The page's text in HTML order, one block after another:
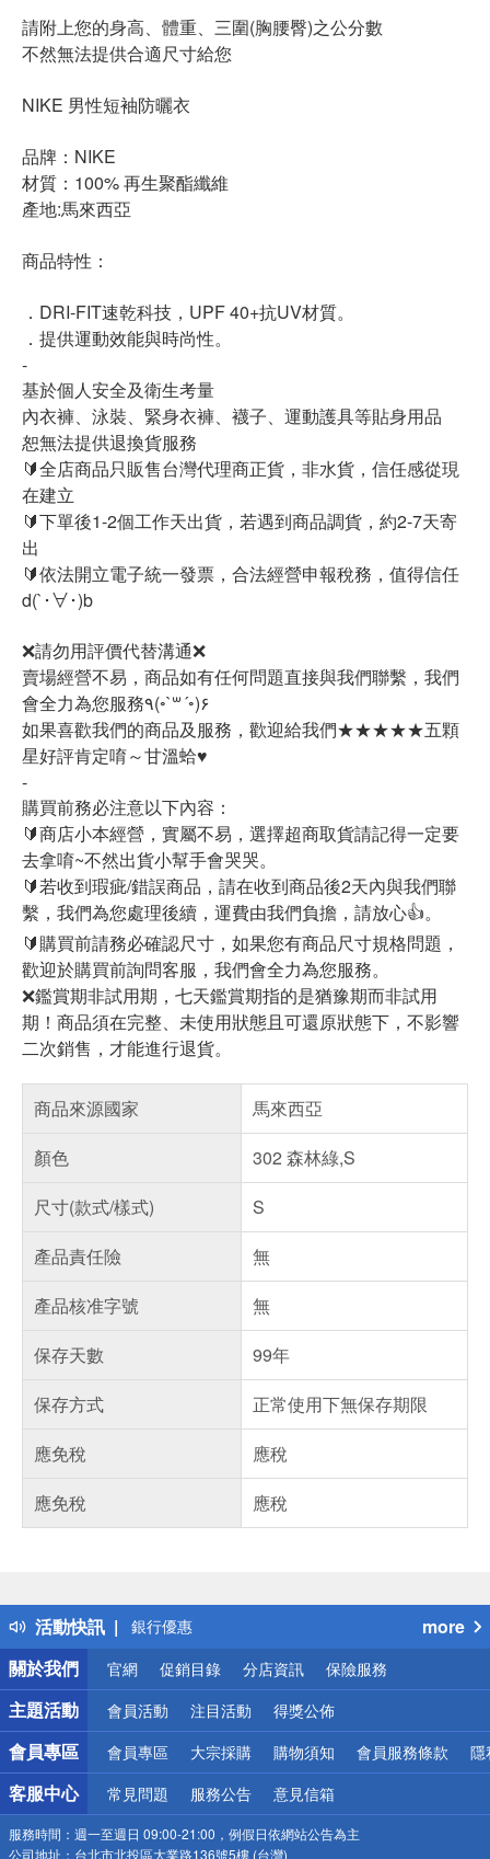
請附上您的身高、體重、三圍(胸腰臀)之公分數
不然無法提供合適尺寸給您
NIKE 男性短袖防曬衣
品牌：NIKE
材質：100% 再生聚酯纖維
產地:馬來西亞
商品特性：
．DRI-FIT速乾科技，UPF 40+抗UV材質。
．提供運動效能與時尚性。
-
基於個人安全及衛生考量
內衣褲、泳裝、緊身衣褲、襪子、運動護具等貼身用品
恕無法提供退換貨服務
🔰全店商品只販售台灣代理商正貨，非水貨，信任感從現
在建立
🔰下單後1-2個工作天出貨，若遇到商品調貨，約2-7天寄
出
🔰依法開立電子統一發票，合法經營申報稅務，值得信任
d(`･∀･)b
❌請勿用評價代替溝通❌
賣場經營不易，商品如有任何問題直接與我們聯繫，我們
會全力為您服務٩(◦`꒳´◦)۶
如果喜歡我們的商品及服務，歡迎給我們★★★★★五顆
星好評肯定唷～甘溫蛤♥
-
購買前務必注意以下內容：
🔰商店小本經營，實屬不易，選擇超商取貨請記得一定要
去拿唷~不然出貨小幫手會哭哭。
🔰若收到瑕疵/錯誤商品，請在收到商品後2天內與我們聯
繫，我們為您處理後續，運費由我們負擔，請放心👍。
🔰購買前請務必確認尺寸，如果您有商品尺寸規格問題，
歡迎於購買前詢問客服，我們會全力為您服務。
❌鑑賞期非試用期，七天鑑賞期指的是猶豫期而非試用
期！商品須在完整、未使用狀態且可還原狀態下，不影響
二次銷售，才能進行退貨。
商品來源國家
馬來西亞
顏色
302 森林綠,S
尺寸(款式/樣式)
S
產品責任險
無
產品核准字號
無
保存天數
99年
保存方式
正常使用下無保存期限
應免稅
應稅
應免稅
應稅
活動快訊
偏遠地區配送
熱門話題
銀行優惠
偏遠地區配送
詐騙網頁！請小心！
more
關於我們
官網 促銷目錄 分店資訊 保險服務
主題活動 會員活動 注目活動 得獎公佈
會員專區 會員專區 大宗採購 購物須知 會員服務條款 隱
客服中心 常見問題 服務公告 意見信箱
服務時間： 週一至週日 09:00-21:00，例假日依網站公告為主
公司地址： 台北市北投區大業路136號5樓 (台灣)